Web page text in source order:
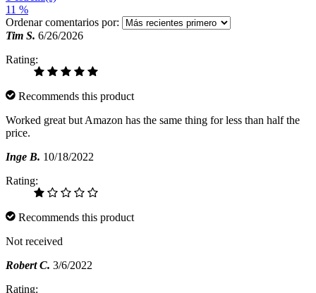
11 %
Ordenar comentarios por:
Tim S. 6/26/2026
Rating:
Recommends this product
Worked great but Amazon has the same thing for less than half the
price.
Inge B. 10/18/2022
Rating:
Recommends this product
Not received
Robert C. 3/6/2022
Rating: